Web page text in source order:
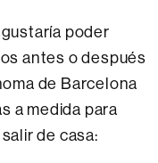
poder
antes o después
de Barcelona
a medida para
de casa: